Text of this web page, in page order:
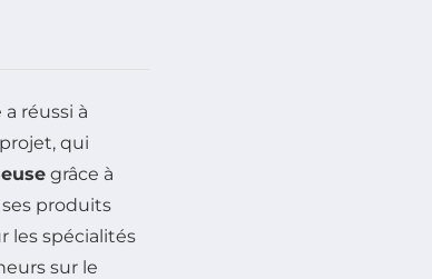
réussi à
qui
grâce à
produits
les spécialités
sur le